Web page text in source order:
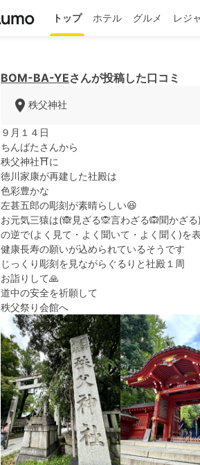
トップ ホテル グルメ レジ
BOM-BA-YEさんが投稿した口コミ
秩父神社
９月１４日
ちんばたさんから
秩父神社⛩️に
徳川家康が再建した社殿は
色彩豊かな
左甚五郎の彫刻が素晴らしい😆
お元気三猿は(🙈見ざる🙊言わざる🙉聞かざる)
の逆で(よく見て・よく聞いて・よく聞く)を
健康長寿の願いが込められているそうです
じっくり彫刻を見ながらぐるりと社殿１周
お詣りして🙏
道中の安全を祈願して
秩父祭り会館へ